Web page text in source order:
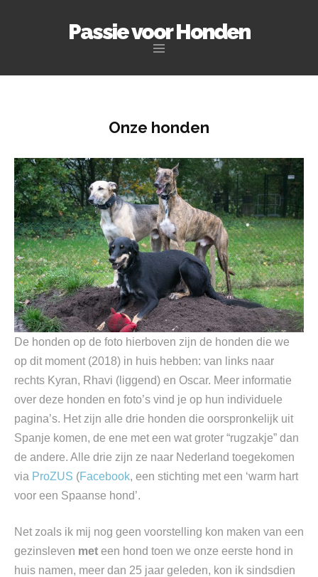
Passie voor Honden
springen
Onze honden
De honden op de foto hierboven zijn de honden die we
op dit moment (2018) in huis hebben: van links naar
rechts Kyran, Rhavi (liggend) en Oscar. Meer informatie
over deze honden en foto’s vind je op hun individuele
pagina’s. Het zijn alle drie honden die oorspronkelijk uit
Spanje komen, de ene met een wat groter “rugzakje” dan
de andere. Alle drie zijn ze naar Nederland toegekomen
via ProZUS (Facebook, een stichting met een ‘warm hart
voor een Spaanse hond’.
Net zoals ik mij nog geen voorstelling kon maken van een
gezinsleven met een hond toen we onze eerste hond in
huis namen, meer dan 25 jaar geleden, kon ik sindsdien